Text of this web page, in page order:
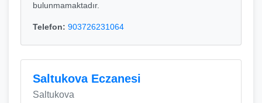
bulunmamaktadır.
Telefon: 903726231064
Saltukova Eczanesi
Saltukova